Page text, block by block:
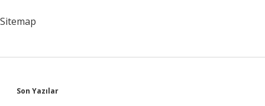
Sitemap
Sidebar
Son Yazılar